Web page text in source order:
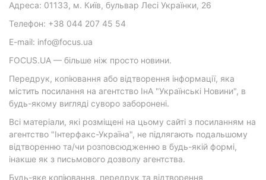
Адреса: 01133, м. Київ, бульвар Лесі Українки, 26
Телефон: +38 044 207 45 54
E-mail: info@focus.ua
FOCUS.UA — більше ніж просто новини.
Передрук, копіювання або відтворення інформації, яка
містить посилання на агентство ІнА "Українські Новини", в
будь-якому вигляді суворо заборонені.
Всі матеріали, які розміщені на цьому сайті з посиланням на
агентство "Інтерфакс-Україна", не підлягають подальшому
відтворенню та/чи розповсюдженню в будь-якій формі,
інакше як з письмового дозволу агентства.
Будь-яке копіювання, передрук та відтворення